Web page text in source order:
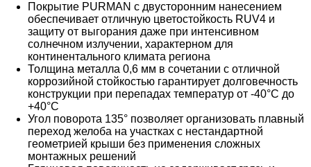
Покрытие PURMAN с двусторонним нанесением
обеспечивает отличную цветостойкость RUV4 и
защиту от выгорания даже при интенсивном
солнечном излучении, характерном для
континентального климата региона
Толщина металла 0,6 мм в сочетании с отличной
коррозийной стойкостью гарантирует долговечность
конструкции при перепадах температур от -40°C до
+40°C
Угол поворота 135° позволяет организовать плавный
переход желоба на участках с нестандартной
геометрией крыши без применения сложных
монтажных решений